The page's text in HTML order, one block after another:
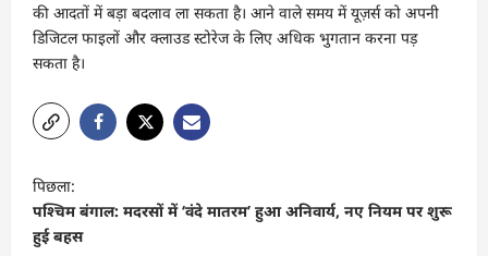
की आदतों में बड़ा बदलाव ला सकता है। आने वाले समय में यूज़र्स को अपनी
डिजिटल फाइलों और क्लाउड स्टोरेज के लिए अधिक भुगतान करना पड़
सकता है।
पो
स्ट
ने
पिछला:
पश्चिम बंगाल: मदरसों में ‘वंदे मातरम’ हुआ अनिवार्य, नए नियम पर शुरू
हुई बहस